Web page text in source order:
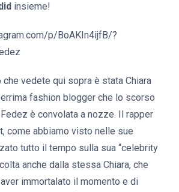
insieme!
p/BoAKIn4ijfB/?
vedete qui sopra è stata Chiara
fashion blogger che lo scorso
è convolata a nozze. Il rapper
come abbiamo visto nelle sue
tutto il tempo sulla sua “celebrity
anche dalla stessa Chiara, che
immortalato il momento e di